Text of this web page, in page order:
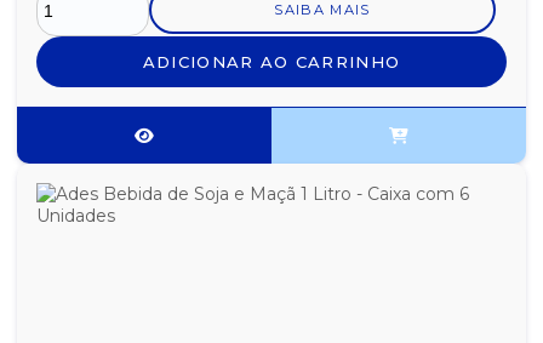
SAIBA MAIS
ADICIONAR AO CARRINHO